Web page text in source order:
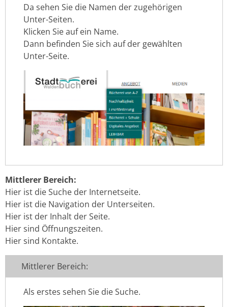
Da sehen Sie die Namen der zugehörigen
Unter-Seiten.
Klicken Sie auf ein Name.
Dann befinden Sie sich auf der gewählten
Unter-Seite.
Mittlerer Bereich:
Hier ist die Suche der Internetseite.
Hier ist die Navigation der Unterseiten.
Hier ist der Inhalt der Seite.
Hier sind Öffnungszeiten.
Hier sind Kontakte.
Mittlerer Bereich:
Als erstes sehen Sie die Suche.